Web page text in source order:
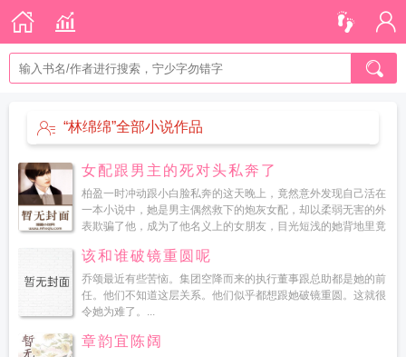
“林绵绵”全部小说作品
女配跟男主的死对头私奔了
柏盈一时冲动跟小白脸私奔的这天晚上，竟然意外发现自己活在
一本小说中，她是男主偶然救下的炮灰女配，却以柔弱无害的外
表欺骗了他，成为了他名义上的女朋友，目光短浅的她背地里竟
该和谁破镜重圆呢
乔颂最近有些苦恼。集团空降而来的执行董事跟总助都是她的前
任。他们不知道这层关系。他们似乎都想跟她破镜重圆。这就很
令她为难了。...
章韵宜陈阔